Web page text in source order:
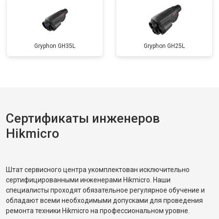
Gryphon GH35L Gryphon GH25L
Сертификаты инженеров
Hikmicro
Штат сервисного центра укомплектован исключительно
сертифицированными инженерами Hikmicro. Наши
специалисты проходят обязательное регулярное обучение и
обладают всеми необходимыми допусками для проведения
ремонта техники Hikmicro на профессиональном уровне.